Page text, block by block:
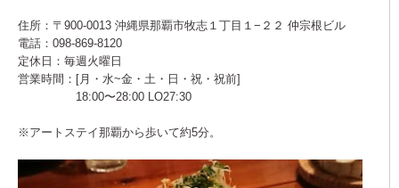
住所：〒900-0013 沖縄県那覇市牧志１丁目１−２２ 仲宗根ビル
電話：098-869-8120
定休日：毎週火曜日
営業時間：[月・水~金・土・日・祝・祝前]
18:00〜28:00 LO27:30
※アートステイ那覇から歩いて約5分。